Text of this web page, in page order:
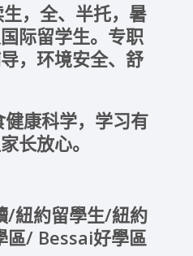
，全、半托，暑
际留学生。专职
，环境安全、舒
康科学，学习有
长放心。
/紐約留學生/紐約
區/ Bessai好學區